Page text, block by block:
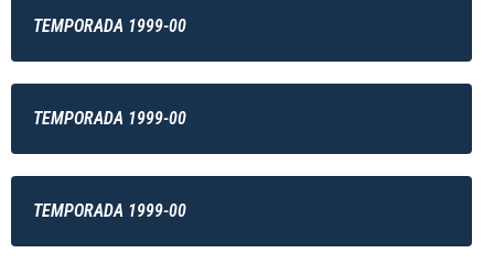
TEMPORADA 1999-00
TEMPORADA 1999-00
TEMPORADA 1999-00